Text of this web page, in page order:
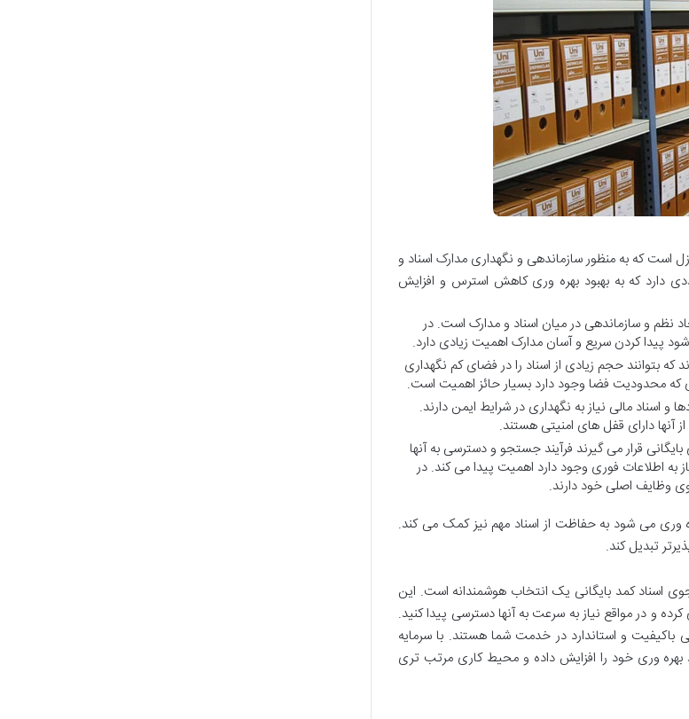
است که به منظور سازماندهی و نگهداری مدارک اسناد و
دارد که به بهبود بهره وری کاهش استرس و افزایش
نظم و سازماندهی در میان اسناد و مدارک است. در
پیدا کردن سریع و آسان مدارک اهمیت زیادی دارد.
بتوانند حجم زیادی از اسناد را در فضای کم نگهداری
محدودیت فضا وجود دارد بسیار حائز اهمیت است.
اسناد مالی نیاز به نگهداری در شرایط ایمن دارند.
آنها دارای قفل های امنیتی هستند.
قرار می گیرند فرآیند جستجو و دسترسی به آنها
به اطلاعات فوری وجود دارد اهمیت پیدا می کند. در
وظایف اصلی خود دارند.
وری می شود به حفاظت از اسناد مهم نیز کمک می کند.
تبدیل کند.
اسناد کمد بایگانی یک انتخاب هوشمندانه است. این
و در مواقع نیاز به سرعت به آنها دسترسی پیدا کنید.
باکیفیت و استاندارد در خدمت شما هستند. با سرمایه
بهره وری خود را افزایش داده و محیط کاری مرتب تری